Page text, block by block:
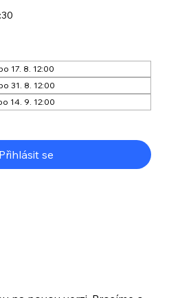
17. 8. 12:00
31. 8. 12:00
14. 9. 12:00
Přihlásit se